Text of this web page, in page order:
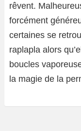
rêvent.
forcément
certaines se
raplapla alors
boucles
la magie de la